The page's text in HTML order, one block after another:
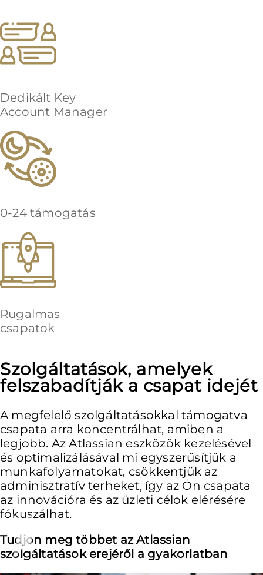
Dedikált Key
Account Manager
0-24 támogatás
Rugalmas
csapatok
Szolgáltatások, amelyek
felszabadítják a csapat idejét
A megfelelő szolgáltatásokkal támogatva
csapata arra koncentrálhat, amiben a
legjobb. Az Atlassian eszközök kezelésével
és optimalizálásával mi egyszerűsítjük a
munkafolyamatokat, csökkentjük az
adminisztratív terheket, így az Ön csapata
az innovációra és az üzleti célok elérésére
fókuszálhat.
Tudjon meg többet az Atlassian
szolgáltatások erejéről a gyakorlatban